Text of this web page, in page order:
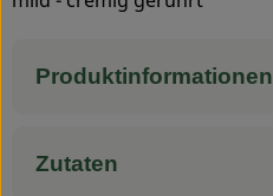
Produktinformationen
Zutaten